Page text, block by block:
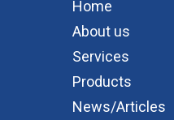
Home
About us
Services
Products
News/Articles